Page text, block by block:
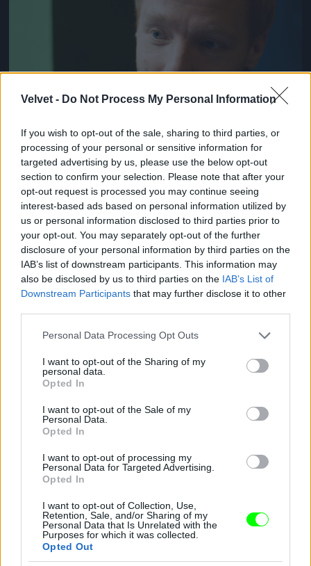
Velvet - Do Not Process My Personal Information
If you wish to opt-out of the sale, sharing to third parties, or
processing of your personal or sensitive information for
targeted advertising by us, please use the below opt-out
section to confirm your selection. Please note that after your
opt-out request is processed you may continue seeing
interest-based ads based on personal information utilized by
us or personal information disclosed to third parties prior to
your opt-out. You may separately opt-out of the further
disclosure of your personal information by third parties on the
IAB’s list of downstream participants. This information may
also be disclosed by us to third parties on the IAB’s List of
Downstream Participants that may further disclose it to other
Please note that this website/app uses one or more Google
not limited to your visit or usage behaviour. You may click to
grant or deny consent to Google and its third-party tags to
use your data for below specified purposes in below Google
consent section.
Personal Data Processing Opt Outs
I want to opt-out of the Sharing of my
personal data.
Opted In
I want to opt-out of the Sale of my
Personal Data.
Opted In
I want to opt-out of processing my
Personal Data for Targeted Advertising.
Opted In
I want to opt-out of Collection, Use,
Retention, Sale, and/or Sharing of my
Personal Data that Is Unrelated with the
Purposes for which it was collected.
Opted Out
Azóta sincs motorra jogsim
Fotó: Bakró-Nagy Ferenc / Velvet
Jön még kép!
Nem akartam világmegváltó gondolatokkal előállni
Fotó: Bakró-Nagy Ferenc / Velvet